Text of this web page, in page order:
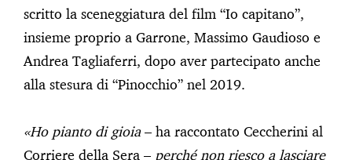
scritto la sceneggiatura del film “Io capitano”,
insieme proprio a Garrone, Massimo Gaudioso e
Andrea Tagliaferri, dopo aver partecipato anche
alla stesura di “Pinocchio” nel 2019.
«Ho pianto di gioia– ha raccontato Ceccherini al
Corriere della Sera – perché non riesco a lasciare